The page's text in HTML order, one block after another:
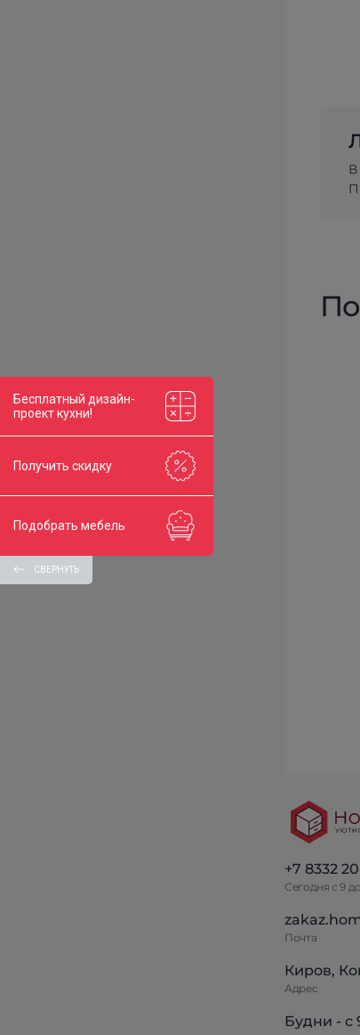
В
+7 8332
Сегодня с 9
Почта
Киров,
Адрес
Будни - с
Бесплатный дизайн-
проект кухни!
Получить скидку
Подобрать мебель
СВЕРНУТЬ